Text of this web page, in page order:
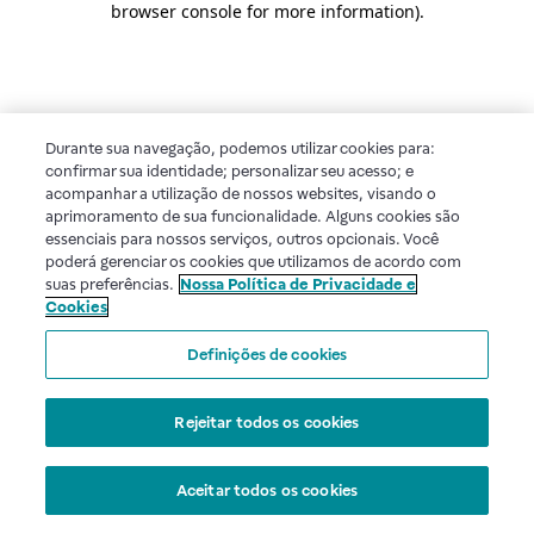
browser console for more information).
Durante sua navegação, podemos utilizar cookies para:
confirmar sua identidade; personalizar seu acesso; e
acompanhar a utilização de nossos websites, visando o
aprimoramento de sua funcionalidade. Alguns cookies são
essenciais para nossos serviços, outros opcionais. Você
poderá gerenciar os cookies que utilizamos de acordo com
suas preferências. Nossa Política de Privacidade e
Cookies
Definições de cookies
Rejeitar todos os cookies
Aceitar todos os cookies